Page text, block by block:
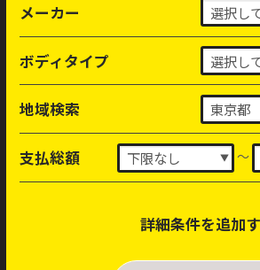
メーカー
ボディタイプ
地域検索
支払総額 ～
詳細条件を追加